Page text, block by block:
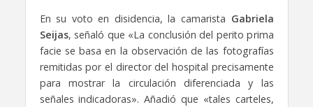
En su voto en disidencia, la camarista Gabriela
Seijas, señaló que «La conclusión del perito prima
facie se basa en la observación de las fotografías
remitidas por el director del hospital precisamente
para mostrar la circulación diferenciada y las
señales indicadoras». Añadió que «tales carteles,